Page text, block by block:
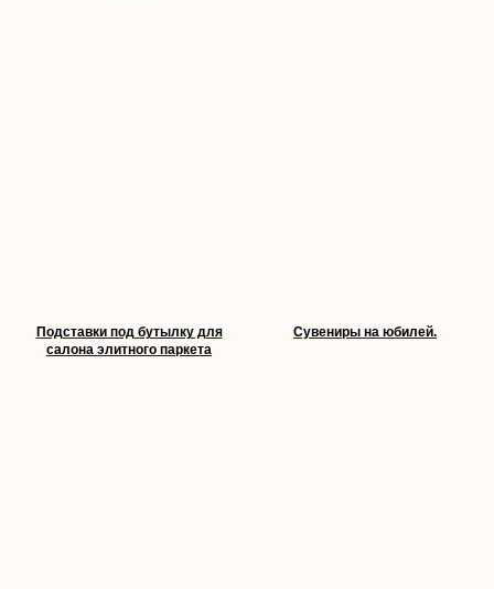
Подставки под бутылку для
салона элитного паркета
Сувениры на юбилей.